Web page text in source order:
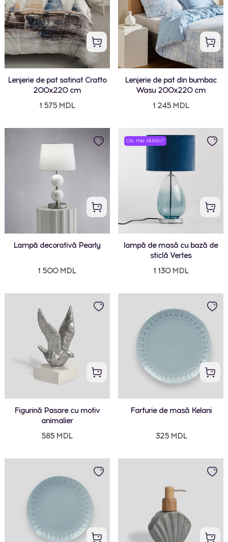
Lenjerie de pat satinat Crafto
200x220 cm
1 575 MDL
Lenjerie de pat din bumbac
Wasu 200x220 cm
1 245 MDL
Lampă decorativă Pearly
1 500 MDL
CEL MAI VÂNDUT
lampă de masă cu bază de
sticlă Vertes
1 130 MDL
Figurină Pasare cu motiv
animalier
585 MDL
Farfurie de masă Kelani
325 MDL